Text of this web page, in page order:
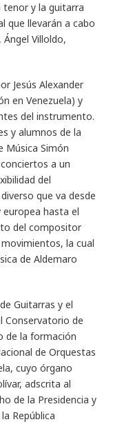
tenor y la guitarra
que llevarán a cabo
Villoldo,
Jesús Alexander
en Venezuela) y
del instrumento.
y alumnos de la
Música Simón
a un
del
que va desde
hasta el
del compositor
la cual
de Aldemaro
Guitarras y el
Conservatorio de
de la formación
de Orquestas
cuyo órgano
adscrita al
de la Presidencia y
República